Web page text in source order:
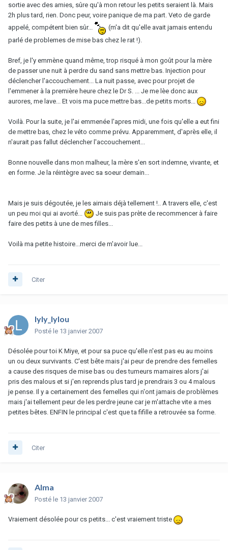
sortie avec des amies, sûre qu'à mon retour les petits seraient là. Mais
2h plus tard, rien. Donc peur, voire panique de ma part. Veto de garde
appelé, compétent bien sûr...
(m'a dit qu'elle avait jamais entendu
parlé de problemes de mise bas chez le rat !).
Bref, je l'y emmène quand même, trop risqué à mon goût pour la mère
de passer une nuit à perdre du sand sans mettre bas. Injection pour
déclencher l'accouchement... La nuit passe, avec pour projet de
l'emmener à la première heure chez le Dr S. ... Je me lèe donc aux
aurores, me lave... Et vois ma puce mettre bas...de petits morts...
Voilà. Pour la suite, je l'ai emmenée l'apres midi, une fois qu'elle a eut fini
de mettre bas, chez le véto comme prévu. Apparemment, d'après elle, il
n'aurait pas fallut déclencher l'accouchement...
Bonne nouvelle dans mon malheur, la mère s'en sort indemne, vivante, et
en forme. Je la réintègre avec sa soeur demain...
Mais je suis dégoutée, je les aimais déjà tellement !.. A travers elle, c'est
un peu moi qui ai avorté...
Je suis pas prète de recommencer à faire
faire des petits à une de mes filles...
Voilà ma petite histoire...merci de m'avoir lue...
Citer
lyly_lylou
Posté le 13 janvier 2007
Désolée pour toi K Miye, et pour sa puce qu'elle n'est pas eu au moins
un ou deux survivants. C'est bête mais j'ai peur de prendre des femelles
a cause des risques de mise bas ou des tumeurs mamaires alors j'ai
pris des malous et si j'en reprends plus tard je prendrais 3 ou 4 malous
je pense. Il y a certainement des femelles qui n'ont jamais de problèmes
mais j'ai tellement peur de les perdre jeune car je m'attache vite a mes
petites bêtes. ENFIN le principal c'est que ta fifille a retrouvée sa forme.
Citer
Alma
Posté le 13 janvier 2007
Vraiement désolée pour cs petits... c'est vraiement triste